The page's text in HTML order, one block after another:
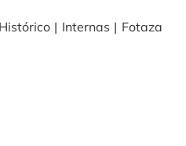
Histórico Internas Fotaza